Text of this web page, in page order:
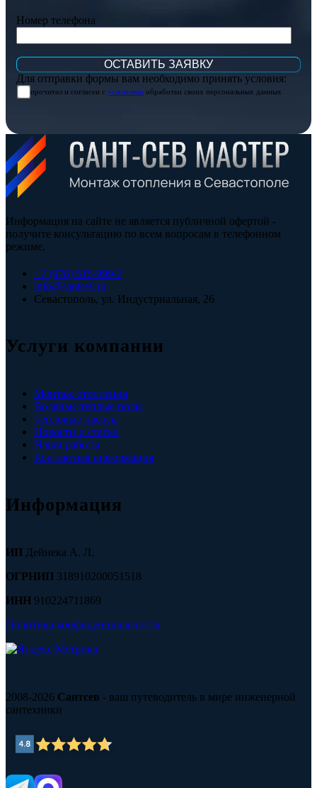
Номер телефона
Для отправки формы вам необходимо принять условия:
прочитал и согласен с условиями обработки своих персональных данных
Информация на сайте не является публичной офертой -
получите консультацию по всем вопросам в телефонном
режиме.
+7 (978) 515-999-7
info@santsev.ru
Севастополь, ул. Индустриальная, 26
Услуги компании
Монтаж отопления
Водяные теплые полы
Тепловые насосы
Новости и статьи
Наши работы
Контактная информация
Информация
ИП Дейнека А. Л.
ОГРНИП 318910200051518
ИНН 910224711869
Политика конфиденциальности
2008-2026 Сантсев - ваш путеводитель в мире инженерной
сантехники